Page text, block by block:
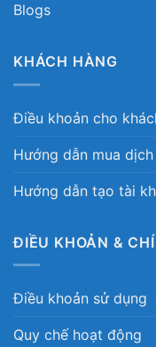
Blogs
KHÁCH HÀNG
Điều khoản cho
Hướng dẫn mua dịch
Hướng dẫn tạo tài
ĐIỀU KHOẢN &
Điều khoản sử dụng
Quy chế hoạt động